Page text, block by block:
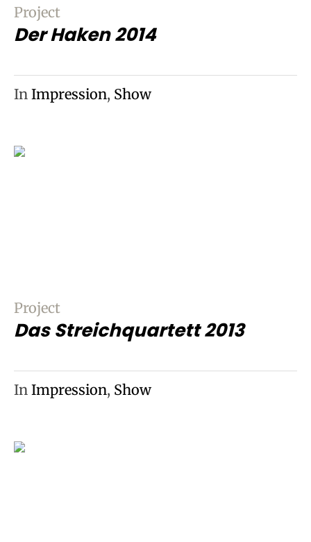
Project
Der Haken 2014
In Impression, Show
Project
Das Streichquartett 2013
In Impression, Show